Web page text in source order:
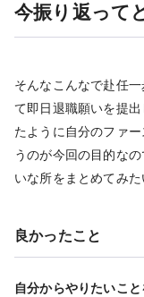
今振り返って
そんなこんなで赴任
て即日退職願いを提
たように自分のファ
うのが今回の目的な
いな所をまとめてみた
良かったこと
自分からやりたいこ